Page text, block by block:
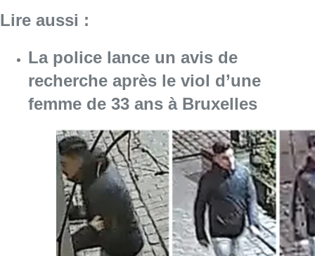
Lire aussi :
La police lance un avis de
recherche après le viol d’une
femme de 33 ans à Bruxelles